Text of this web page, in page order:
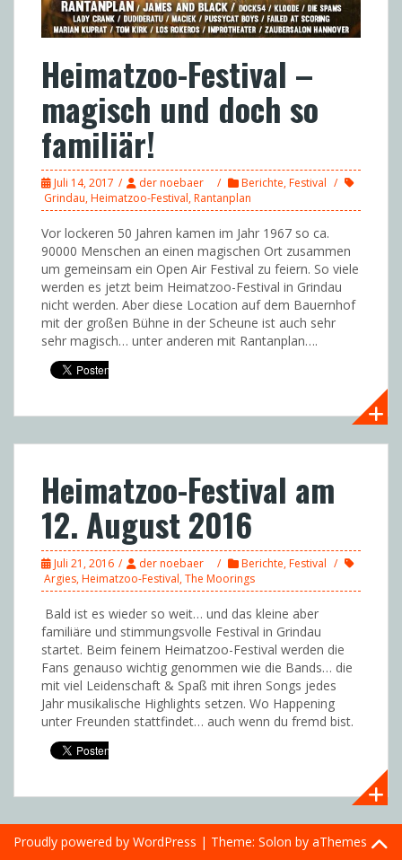
Heimatzoo-Festival –
magisch und doch so
familiär!
Juli 14, 2017 der noebaer Berichte,Festival
Grindau,Heimatzoo-Festival,Rantanplan
Vor lockeren 50 Jahren kamen im Jahr 1967 so ca.
90000 Menschen an einen magischen Ort zusammen
um gemeinsam ein Open Air Festival zu feiern. So viele
werden es jetzt beim Heimatzoo-Festival in Grindau
nicht werden. Aber diese Location auf dem Bauernhof
mit der großen Bühne in der Scheune ist auch sehr
sehr magisch… unter anderen mit Rantanplan….
Heimatzoo-Festival am
12. August 2016
Juli 21, 2016 der noebaer Berichte,Festival
Argies,Heimatzoo-Festival,The Moorings
Bald ist es wieder so weit… und das kleine aber
familiäre und stimmungsvolle Festival in Grindau
startet. Beim feinem Heimatzoo-Festival werden die
Fans genauso wichtig genommen wie die Bands… die
mit viel Leidenschaft & Spaß mit ihren Songs jedes
Jahr musikalische Highlights setzen. Wo Happening
unter Freunden stattfindet… auch wenn du fremd bist.
Proudly powered by WordPress | Theme: Solon by aThemes